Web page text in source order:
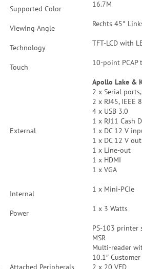
Supported Color 16.7M
Viewing Angle Rechts 45°
Technology TFT-LCD with
Touch 10-point PCAP
External
Apollo Lake &
2 x Serial ports,
2 x RJ45,
4 x USB 3.0
1 x RJ11 Cash
1 x DC 12 V
1 x DC 12 V out
1 x Line-out
1 x HDMI
1 x VGA
Internal 1 x Mini-PCIe
Power 1 x 3 Watts
Attached Peripherals
PS-103 printer
MSR
Multi-reader
10.1″
2 x 20 VFD